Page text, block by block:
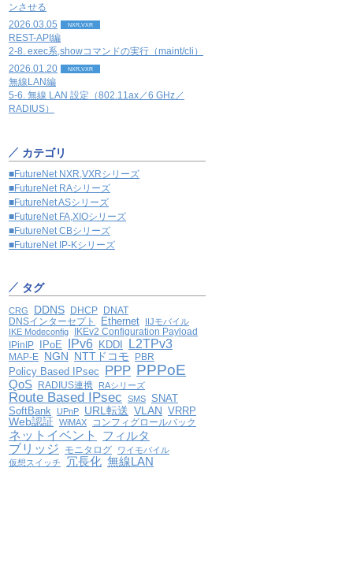
ンさせる
2026.03.05
NXR,VXR
REST-API編
2-8. exec系,showコマンドの実行（maint/cli）
2026.01.20
NXR,VXR
無線LAN編
5-6. 無線 LAN 設定（802.11ax／6 GHz／
RADIUS）
カテゴリ
■FutureNet NXR,VXRシリーズ
■FutureNet RAシリーズ
■FutureNet ASシリーズ
■FutureNet FA,XIOシリーズ
■FutureNet CBシリーズ
■FutureNet IP-Kシリーズ
タグ
CRG DDNS DHCP DNAT
DNSインターセプト Ethernet
IIJモバイル
IKE Modeconfig
IKEv2 Configuration Payload
IPinIP
IPoE IPv6 KDDI L2TPv3
MAP-E NGN NTTドコモ PBR
Policy Based IPsec PPP PPPoE
QoS RADIUS連携 RAシリーズ
Route Based IPsec SMS SNAT
SoftBank UPnP URL転送 VLAN VRRP
Web認証
WiMAX コンフィグロールバック
ネットイベント
フィルタ
ブリッジ
モニタログ
ワイモバイル
仮想スイッチ
冗長化 無線LAN